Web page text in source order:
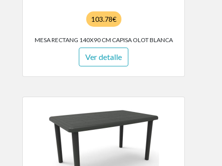
103.78€
MESA RECTANG 140X90 CM CAPISA OLOT BLANCA
Ver detalle